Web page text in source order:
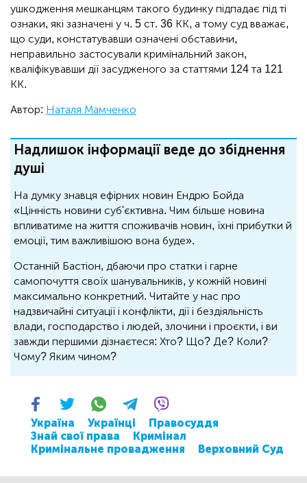
ушкодження мешканцям такого будинку підпадає під ті
ознаки, які зазначені у ч. 5 ст. 36 КК, а тому суд вважає,
що суди, констатувавши означені обставини,
неправильно застосували кримінальний закон,
кваліфікувавши дії засудженого за статтями 124 та 121
КК.
Автор: Наталя Мамченко
Надлишок інформації веде до збіднення
душі
На думку знавця ефірних новин Ендрю Бойда
«Цінність новини суб'єктивна. Чим більше новина
впливатиме на життя споживачів новин, їхні прибутки й
емоції, тим важливішою вона буде».
Останній Бастіон, дбаючи про статки і гарне
самопочуття своїх шанувальників, у кожній новині
максимально конкретний. Читайте у нас про
надзвичайні ситуації і конфлікти, дії і бездіяльність
влади, господарство і людей, злочини і проєкти, і ви
завжди першими дізнаєтеся: Хто? Що? Де? Коли?
Чому? Яким чином?
Україна Українці
Правосуддя
Знай свої права
Кримінал
Кримінальне провадження
Верховний Суд